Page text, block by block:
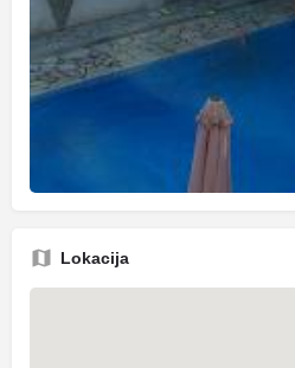
Lokacija